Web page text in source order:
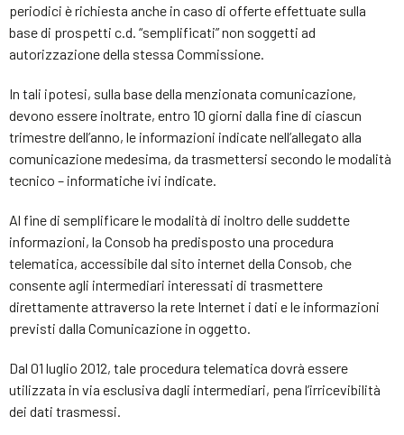
periodici è richiesta anche in caso di offerte effettuate sulla
base di prospetti c.d. “semplificati” non soggetti ad
autorizzazione della stessa Commissione.
In tali ipotesi, sulla base della menzionata comunicazione,
devono essere inoltrate, entro 10 giorni dalla fine di ciascun
trimestre dell’anno, le informazioni indicate nell’allegato alla
comunicazione medesima, da trasmettersi secondo le modalità
tecnico – informatiche ivi indicate.
Al fine di semplificare le modalità di inoltro delle suddette
informazioni, la Consob ha predisposto una procedura
telematica, accessibile dal sito internet della Consob, che
consente agli intermediari interessati di trasmettere
direttamente attraverso la rete Internet i dati e le informazioni
previsti dalla Comunicazione in oggetto.
Dal 01 luglio 2012, tale procedura telematica dovrà essere
utilizzata in via esclusiva dagli intermediari, pena l’irricevibilità
dei dati trasmessi.